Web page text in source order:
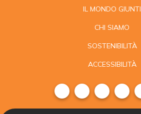
IL MONDO GIUNTI
CHI SIAMO
SOSTENIBILITÀ
ACCESSIBILITÀ